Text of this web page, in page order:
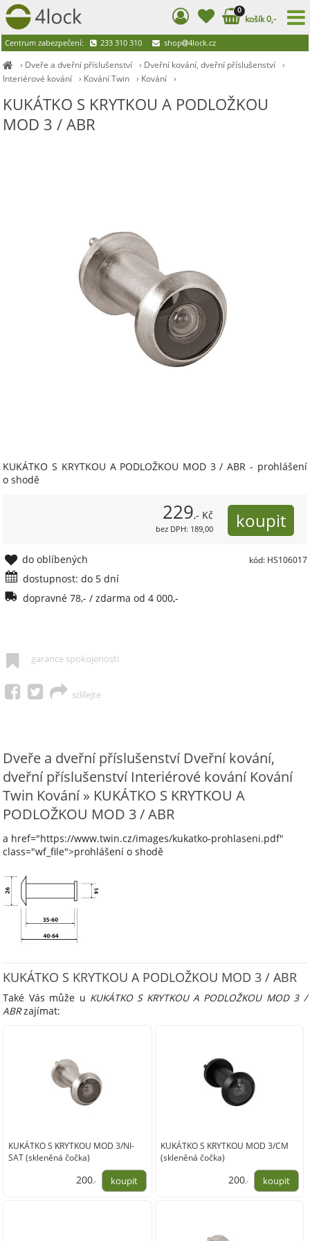
› Dveře a dveřní příslušenství › Dveřní kování, dveřní příslušenství ›
Interiérové kování › Kování Twin › Kování ›
KUKÁTKO S KRYTKOU A PODLOŽKOU
MOD 3 / ABR
KUKÁTKO S KRYTKOU A PODLOŽKOU MOD 3 / ABR - prohlášení
o shodě
229,- Kč
bez DPH: 189,00
kód: HS106017
do oblíbených
dostupnost: do 5 dní
dopravné 78,- / zdarma od 4 000,-
garance spokojenosti
sdílejte
Dveře a dveřní příslušenství Dveřní kování,
dveřní příslušenství Interiérové kování Kování
Twin Kování » KUKÁTKO S KRYTKOU A
PODLOŽKOU MOD 3 / ABR
a href="https://www.twin.cz/images/kukatko-prohlaseni.pdf"
class="wf_file">prohlášení o shodě
KUKÁTKO S KRYTKOU A PODLOŽKOU MOD 3 / ABR
Také Vás může u KUKÁTKO S KRYTKOU A PODLOŽKOU MOD 3 /
ABRzajímat:
KUKÁTKO S KRYTKOU MOD 3/NI-
SAT (skleněná čočka)
200,-
KUKÁTKO S KRYTKOU MOD 3/CM
(skleněná čočka)
200,-
0
košík 0,-
Centrum zabezpečení: 233 310 310 shop 4lock.cz